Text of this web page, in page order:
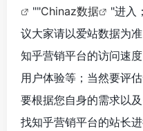
""Chinaz数据
"进入
议大家请以爱站数据为
知乎营销平台的访问速
用户体验等；当然要评
要根据您自身的需求以
找知乎营销平台的站长